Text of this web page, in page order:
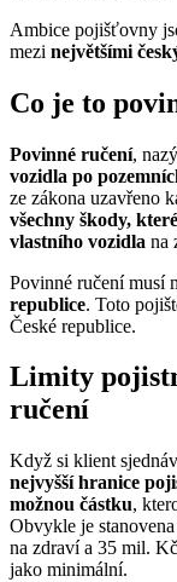
Ambice pojišťovny
mezi největšími
Co je to
Povinné ručení,
vozidla po
ze zákona uzavřeno
všechny škody,
vlastního vozidla na
Povinné ručení musí
republice. Toto
České republice.
Limity
ručení
Když si klient
nejvyšší hranice
možnou částku,
Obvykle je stanovena
na zdraví a 35 mil.
jako minimální.